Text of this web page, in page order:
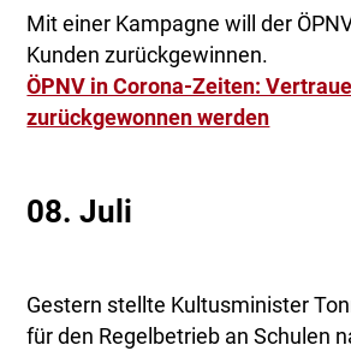
Mit einer Kampagne will der
Kunden zurückgewinnen.
ÖPNV in Corona-Zeiten:
zurückgewonnen werden
08. Juli
Gestern stellte Kultusminister
für den Regelbetrieb an Schulen